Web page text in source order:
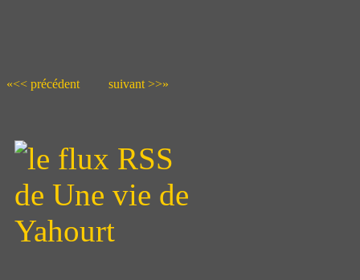
«<< précédent suivant >>»